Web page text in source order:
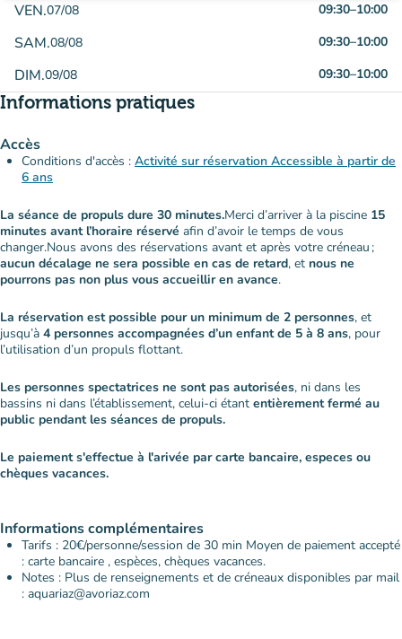
VEN.07/08 09:30–10:00
SAM.08/08 09:30–10:00
DIM.09/08 09:30–10:00
Informations pratiques
Accès
Conditions d'accès : Activité sur réservation Accessible à partir de
6 ans
La séance de propuls dure 30 minutes.Merci d’arriver à la piscine 15
minutes avant l’horaire réservé afin d’avoir le temps de vous
changer.Nous avons des réservations avant et après votre créneau ;
aucun décalage ne sera possible en cas de retard, et nous ne
pourrons pas non plus vous accueillir en avance.
La réservation est possible pour un minimum de 2 personnes, et
jusqu’à 4 personnes accompagnées d’un enfant de 5 à 8 ans, pour
l’utilisation d’un propuls flottant.
Les personnes spectatrices ne sont pas autorisées, ni dans les
bassins ni dans l’établissement, celui-ci étant entièrement fermé au
public pendant les séances de propuls.
Le paiement s'effectue à l'arivée par carte bancaire, especes ou
chèques vacances.
Informations complémentaires
Tarifs : 20€/personne/session de 30 min Moyen de paiement accepté
: carte bancaire , espèces, chèques vacances.
Notes : Plus de renseignements et de créneaux disponibles par mail
: aquariaz@avoriaz.com